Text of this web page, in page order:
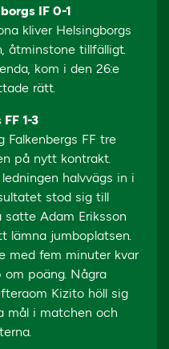
IF 0-1
kliver Helsingborgs
åtminstone tillfälligt.
kom i den 26:e
rätt.
1-3
FF tre
på nytt kontrakt.
halvvägs in i
stod sig till
satte Adam Eriksson
lämna jumboplatsen.
med fem minuter kvar
poäng. Några
Kizito höll sig
mål i matchen och